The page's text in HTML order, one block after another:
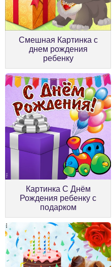
Смешная Картинка с
днем рождения
ребенку
Картинка С Днём
Рождения ребенку с
подарком